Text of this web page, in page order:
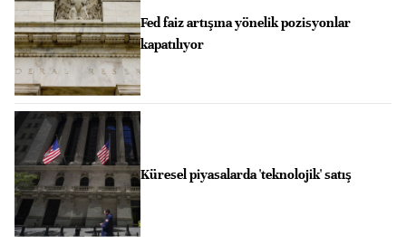
Fed faiz artışına yönelik pozisyonlar
kapatılıyor
Küresel piyasalarda 'teknolojik' satış